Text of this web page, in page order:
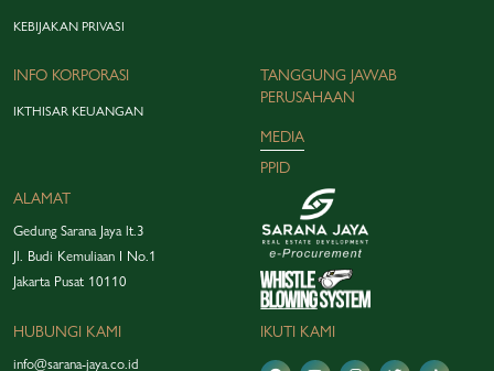
KEBIJAKAN PRIVASI
INFO KORPORASI
IKTHISAR KEUANGAN
TANGGUNG JAWAB
PERUSAHAAN
MEDIA
PPID
ALAMAT
Gedung Sarana Jaya lt.3
Jl. Budi Kemuliaan I No.1
Jakarta Pusat 10110
HUBUNGI KAMI
info@sarana-jaya.co.id
IKUTI KAMI